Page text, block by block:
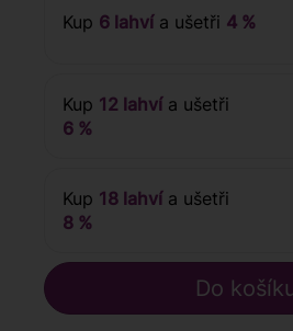
Kup 6 lahvía ušetři 4 %
Kup 12 lahvía ušetři
6 %
Kup 18 lahvía ušetři
8 %